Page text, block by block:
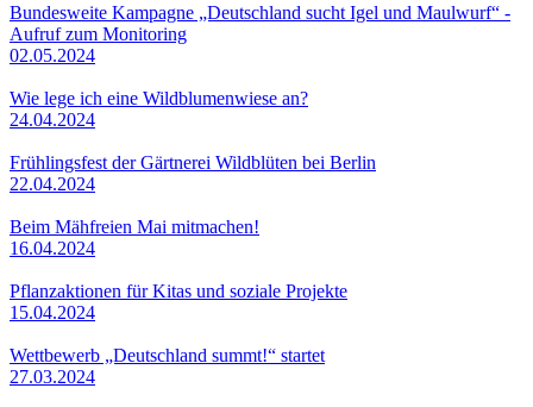
Bundesweite Kampagne „Deutschland sucht Igel und Maulwurf“ -
Aufruf zum Monitoring
02.05.2024
Wie lege ich eine Wildblumenwiese an?
24.04.2024
Frühlingsfest der Gärtnerei Wildblüten bei Berlin
22.04.2024
Beim Mähfreien Mai mitmachen!
16.04.2024
Pflanzaktionen für Kitas und soziale Projekte
15.04.2024
Wettbewerb „Deutschland summt!“ startet
27.03.2024